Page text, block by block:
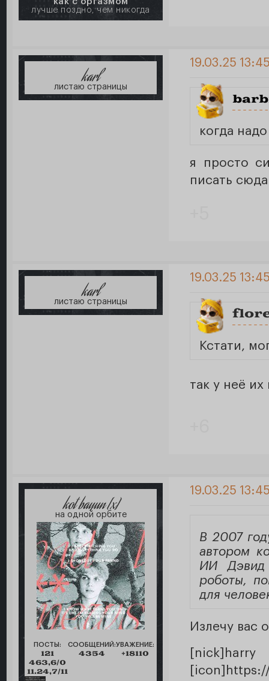
лучше поздно, чем никогда
karl
листаю страницы
19.03.25
когда
я просто
писать
karl
листаю страницы
19.03.25
Кстати,
так у неё
kot bayun [x]
на одной орбите
ПОСТЫ:
121
463,6/0
11.24,7/11
СООБЩЕНИЙ:
4354
УВАЖЕНИЕ:
+18110
19.03.25
В 2007
автором
ИИ Дэвид
роботы,
для
Излечу вас